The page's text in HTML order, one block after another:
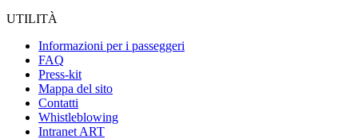
UTILITÀ
Informazioni per i passeggeri
FAQ
Press-kit
Mappa del sito
Contatti
Whistleblowing
Intranet ART